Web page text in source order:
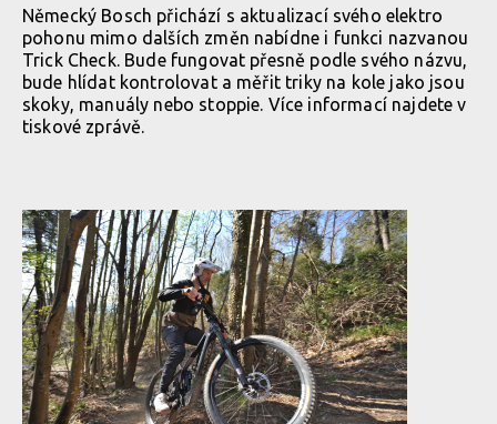
Německý Bosch přichází s aktualizací svého elektro
pohonu mimo dalších změn nabídne i funkci nazvanou
Trick Check. Bude fungovat přesně podle svého názvu,
bude hlídat kontrolovat a měřit triky na kole jako jsou
skoky, manuály nebo stoppie. Více informací najdete v
tiskové zprávě.